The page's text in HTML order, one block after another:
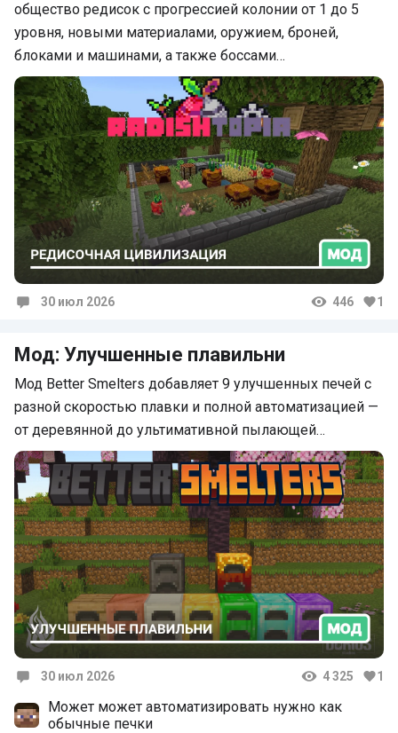
общество редисок с прогрессией колонии от 1 до 5
уровня, новыми материалами, оружием, броней,
блоками и машинами, а также боссами…
30 июл 2026 446 1
Мод: Улучшенные плавильни
Мод Better Smelters добавляет 9 улучшенных печей с
разной скоростью плавки и полной автоматизацией —
от деревянной до ультимативной пылающей…
30 июл 2026 4 325 1
Может может автоматизировать нужно как
обычные печки